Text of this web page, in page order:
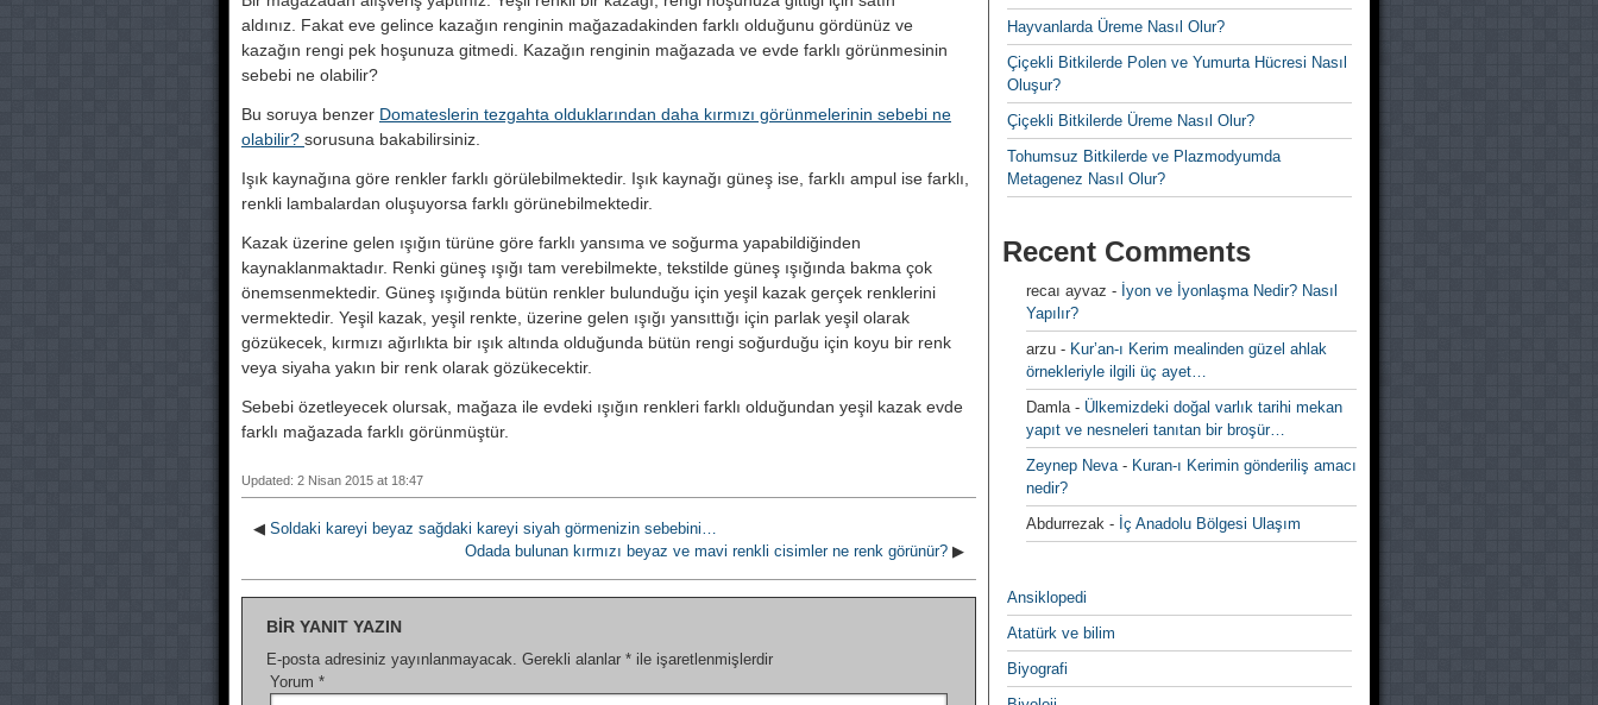
aldınız. Fakat eve gelince kazağın renginin mağazadakinden farklı olduğunu gördünüz ve
kazağın rengi pek hoşunuza gitmedi. Kazağın renginin mağazada ve evde farklı görünmesinin
sebebi ne olabilir?
Bu soruya benzer Domateslerin tezgahta olduklarından daha kırmızı görünmelerinin sebebi ne
olabilir? sorusuna bakabilirsiniz.
Işık kaynağına göre renkler farklı görülebilmektedir. Işık kaynağı güneş ise, farklı ampul ise farklı,
renkli lambalardan oluşuyorsa farklı görünebilmektedir.
Kazak üzerine gelen ışığın türüne göre farklı yansıma ve soğurma yapabildiğinden
kaynaklanmaktadır. Renki güneş ışığı tam verebilmekte, tekstilde güneş ışığında bakma çok
önemsenmektedir. Güneş ışığında bütün renkler bulunduğu için yeşil kazak gerçek renklerini
vermektedir. Yeşil kazak, yeşil renkte, üzerine gelen ışığı yansıttığı için parlak yeşil olarak
gözükecek, kırmızı ağırlıkta bir ışık altında olduğunda bütün rengi soğurduğu için koyu bir renk
veya siyaha yakın bir renk olarak gözükecektir.
Sebebi özetleyecek olursak, mağaza ile evdeki ışığın renkleri farklı olduğundan yeşil kazak evde
farklı mağazada farklı görünmüştür.
Updated: 2 Nisan 2015 at 18:47
◀ Soldaki kareyi beyaz sağdaki kareyi siyah görmenizin sebebini…
Odada bulunan kırmızı beyaz ve mavi renkli cisimler ne renk görünür? ▶
BIR YANIT YAZIN
E-posta adresiniz yayınlanmayacak. Gerekli alanlar * ile işaretlenmişlerdir
Yorum *
Hayvanlarda Üreme Nasıl Olur?
Çiçekli Bitkilerde Polen ve Yumurta Hücresi Nasıl
Oluşur?
Çiçekli Bitkilerde Üreme Nasıl Olur?
Tohumsuz Bitkilerde ve Plazmodyumda
Metagenez Nasıl Olur?
Recent Comments
recaı ayvaz - İyon ve İyonlaşma Nedir? Nasıl
Yapılır?
arzu - Kur’an-ı Kerim mealinden güzel ahlak
örnekleriyle ilgili üç ayet…
Damla- Ülkemizdeki doğal varlık tarihi mekan
yapıt ve nesneleri tanıtan bir broşür…
Zeynep Neva- Kuran-ı Kerimin gönderiliş amacı
nedir?
Abdurrezak - İç Anadolu Bölgesi Ulaşım
Ansiklopedi
Atatürk ve bilim
Biyografi